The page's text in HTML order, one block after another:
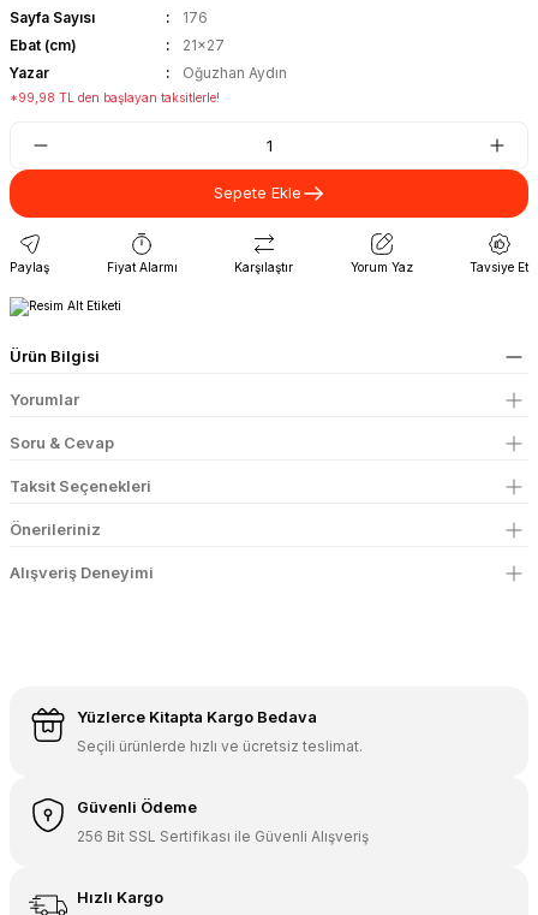
Sayfa Sayısı
176
Ebat (cm)
21x27
Yazar
Oğuzhan Aydın
*99,98 TL den başlayan taksitlerle!
Sepete Ekle
Paylaş Fiyat Alarmı Karşılaştır Yorum Yaz Tavsiye Et
Ürün Bilgisi
Yorumlar
Soru & Cevap
Taksit Seçenekleri
Önerileriniz
Alışveriş Deneyimi
Yüzlerce Kitapta Kargo Bedava
Seçili ürünlerde hızlı ve ücretsiz teslimat.
Güvenli Ödeme
256 Bit SSL Sertifikası ile Güvenli Alışveriş
Hızlı Kargo